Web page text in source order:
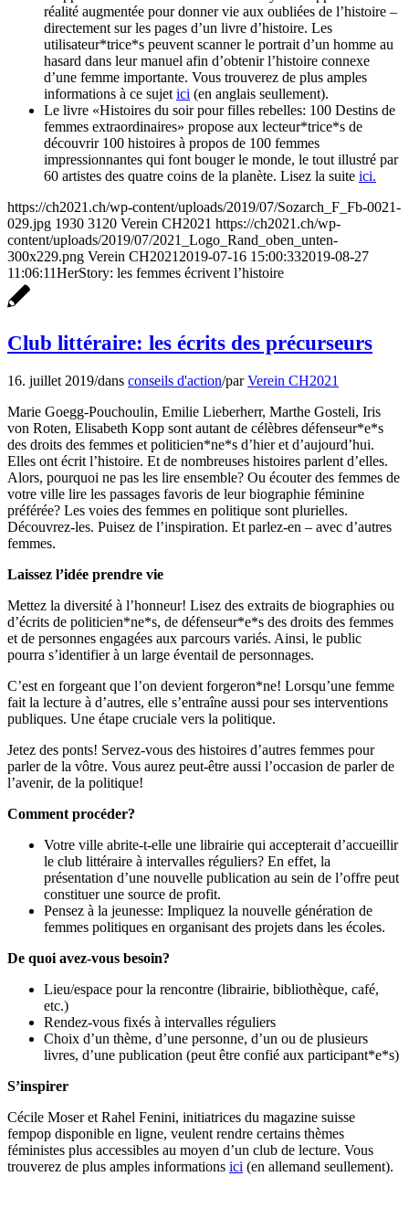
réalité augmentée pour donner vie aux oubliées de l’histoire –
directement sur les pages d’un livre d’histoire. Les
utilisateur*trice*s peuvent scanner le portrait d’un homme au
hasard dans leur manuel afin d’obtenir l’histoire connexe
d’une femme importante. Vous trouverez de plus amples
informations à ce sujet ici (en anglais seullement).
Le livre «Histoires du soir pour filles rebelles: 100 Destins de
femmes extraordinaires» propose aux lecteur*trice*s de
découvrir 100 histoires à propos de 100 femmes
impressionnantes qui font bouger le monde, le tout illustré par
60 artistes des quatre coins de la planète. Lisez la suite ici.
https://ch2021.ch/wp-content/uploads/2019/07/Sozarch_F_Fb-0021-
029.jpg 1930 3120 Verein CH2021 https://ch2021.ch/wp-
content/uploads/2019/07/2021_Logo_Rand_oben_unten-
300x229.png Verein CH2021 2019-07-16 15:00:332019-08-27
11:06:11HerStory: les femmes écrivent l’histoire
Club littéraire: les écrits des précurseurs
16. juillet 2019/dans conseils d'action/parVerein CH2021
Marie Goegg-Pouchoulin, Emilie Lieberherr, Marthe Gosteli, Iris
von Roten, Elisabeth Kopp sont autant de célèbres défenseur*e*s
des droits des femmes et politicien*ne*s d’hier et d’aujourd’hui.
Elles ont écrit l’histoire. Et de nombreuses histoires parlent d’elles.
Alors, pourquoi ne pas les lire ensemble? Ou écouter des femmes de
votre ville lire les passages favoris de leur biographie féminine
préférée? Les voies des femmes en politique sont plurielles.
Découvrez-les. Puisez de l’inspiration. Et parlez-en – avec d’autres
femmes.
Laissez l’idée prendre vie
Mettez la diversité à l’honneur! Lisez des extraits de biographies ou
d’écrits de politicien*ne*s, de défenseur*e*s des droits des femmes
et de personnes engagées aux parcours variés. Ainsi, le public
pourra s’identifier à un large éventail de personnages.
C’est en forgeant que l’on devient forgeron*ne! Lorsqu’une femme
fait la lecture à d’autres, elle s’entraîne aussi pour ses interventions
publiques. Une étape cruciale vers la politique.
Jetez des ponts! Servez-vous des histoires d’autres femmes pour
parler de la vôtre. Vous aurez peut-être aussi l’occasion de parler de
l’avenir, de la politique!
Comment procéder?
Votre ville abrite-t-elle une librairie qui accepterait d’accueillir
le club littéraire à intervalles réguliers? En effet, la
présentation d’une nouvelle publication au sein de l’offre peut
constituer une source de profit.
Pensez à la jeunesse: Impliquez la nouvelle génération de
femmes politiques en organisant des projets dans les écoles.
De quoi avez-vous besoin?
Lieu/espace pour la rencontre (librairie, bibliothèque, café,
etc.)
Rendez-vous fixés à intervalles réguliers
Choix d’un thème, d’une personne, d’un ou de plusieurs
livres, d’une publication (peut être confié aux participant*e*s)
S’inspirer
Cécile Moser et Rahel Fenini, initiatrices du magazine suisse
fempop disponible en ligne, veulent rendre certains thèmes
féministes plus accessibles au moyen d’un club de lecture. Vous
trouverez de plus amples informations ici (en allemand seullement).